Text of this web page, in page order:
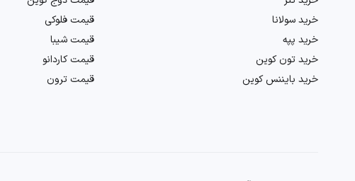
تحلیل آنچین به بررسی داده‌های بلاکچین دوج ایلان مارس می‌پردازد. معامله‌گران در بیت ۲۴ برای تحلیل آنچین رمزارز دوج ایلان مارس موارد زیر را
تعداد تراکنش‌های روزانه را جهت ارزیابی فعالیت شبکه دنبال می‌کنند.
تعداد کیف پول‌های فعال و سطوح نگهداری سرمایه توسط کاربران و نهنگ‌ها
خرید سولانا
خرید پپه
خرید تون کوین
خرید بایننس کوین
قیمت فلوکی
قیمت شیبا
قیمت کاردانو
قیمت ترون